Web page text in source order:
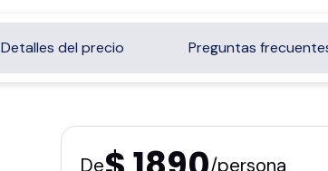
Detalles del precio Preguntas
De /persona